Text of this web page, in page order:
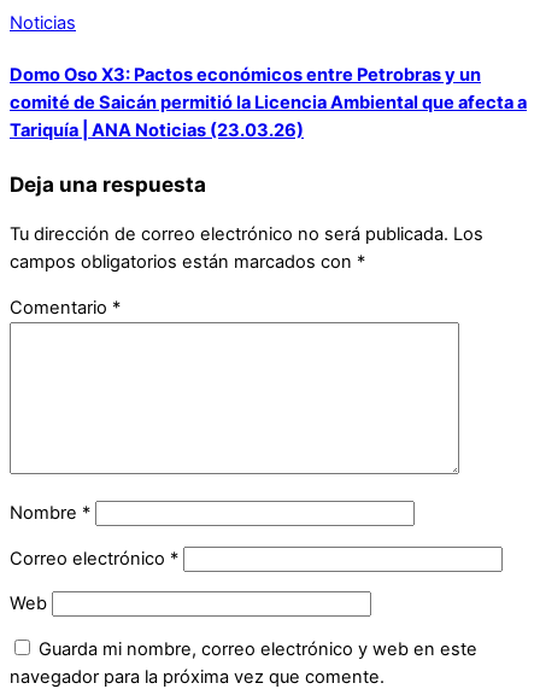
Noticias
Domo Oso X3: Pactos económicos entre Petrobras y un
comité de Saicán permitió la Licencia Ambiental que afecta a
Tariquía | ANA Noticias (23.03.26)
Deja una respuesta
Tu dirección de correo electrónico no será publicada. Los
campos obligatorios están marcados con *
Comentario *
Nombre *
Correo electrónico *
Web
Guarda mi nombre, correo electrónico y web en este
navegador para la próxima vez que comente.